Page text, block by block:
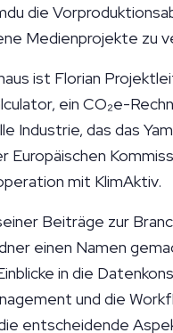
die
Medienprojekte zu
ist Florian
ein CO₂e-
Industrie, das das
Europäischen
mit KlimAktiv.
Beiträge zur
einen Namen
in die
und die
entscheidende